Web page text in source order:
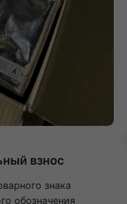
взнос
знака
обозначения